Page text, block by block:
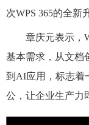
次WPS 365的全新
章庆元表示，
基本需求，从文档
到AI应用，标志着
公，让企业生产力